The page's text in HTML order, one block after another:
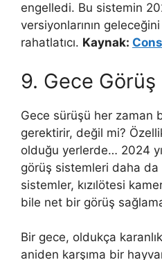
engelledi. Bu sistemin
versiyonlarının
rahatlatıcı. Kaynak:
9. Gece
Gece sürüşü her zaman
gerektirir, değil mi?
olduğu yerlerde… 2024
görüş sistemleri daha da
sistemler, kızılötesi
bile net bir görüş
Bir gece, oldukça
aniden karşıma bir